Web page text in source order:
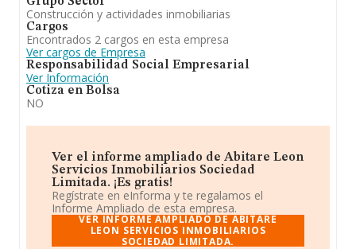
Construcción y actividades inmobiliarias
Cargos
Encontrados 2 cargos en esta empresa
Ver cargos de Empresa
Responsabilidad Social Empresarial
Ver Información
Cotiza en Bolsa
NO
Ver el informe ampliado de Abitare Leon
Servicios Inmobiliarios Sociedad
Limitada. ¡Es gratis!
Regístrate en eInforma y te regalamos el
Informe Ampliado de esta empresa.
VER INFORME AMPLIADO DE ABITARE
LEON SERVICIOS INMOBILIARIOS
SOCIEDAD LIMITADA.